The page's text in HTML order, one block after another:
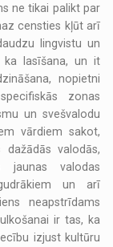
ne tikai palikt par
censties kļūt arī
lingvistu un
ka lasīšana, un it
nopietni
zonas
un svešvalodu
vārdiem sakot,
valodās,
jaunas valodas
un arī
neapstrīdams
ir tas, ka
izjust kultūru